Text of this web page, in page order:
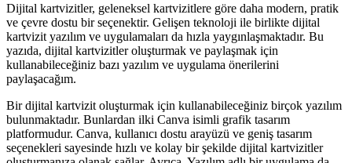
Dijital kartvizitler, geleneksel kartvizitlere göre daha modern, pratik
ve çevre dostu bir seçenektir. Gelişen teknoloji ile birlikte dijital
kartvizit yazılım ve uygulamaları da hızla yaygınlaşmaktadır. Bu
yazıda, dijital kartvizitler oluşturmak ve paylaşmak için
kullanabileceğiniz bazı yazılım ve uygulama önerilerini
paylaşacağım.
Bir dijital kartvizit oluşturmak için kullanabileceğiniz birçok yazılım
bulunmaktadır. Bunlardan ilki Canva isimli grafik tasarım
platformudur. Canva, kullanıcı dostu arayüzü ve geniş tasarım
seçenekleri sayesinde hızlı ve kolay bir şekilde dijital kartvizitler